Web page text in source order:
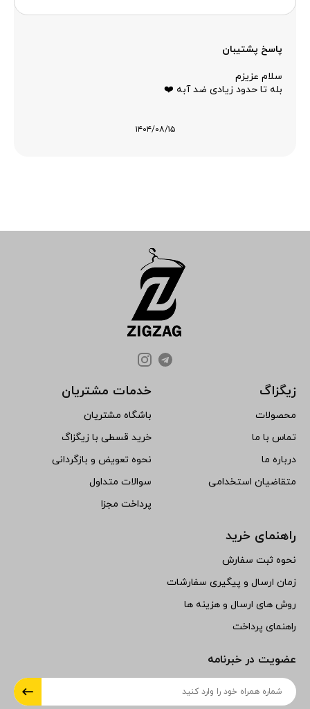
پاسخ پشتیبان
سلام عزیزم
بله تا حدود زیادی ضد آبه ❤️
۱۴۰۴/۰۸/۱۵
زیگزاگ
محصولات
تماس با ما
درباره ما
متقاضیان استخدامی
خدمات مشتریان
باشگاه مشتریان
خرید قسطی با زیگزاگ
نحوه تعویض و بازگردانی
سوالات متداول
پرداخت مجزا
راهنمای خرید
نحوه ثبت سفارش
زمان ارسال و پیگیری سفارشات
روش های ارسال و هزینه ها
راهنمای پرداخت
عضویت در خبرنامه